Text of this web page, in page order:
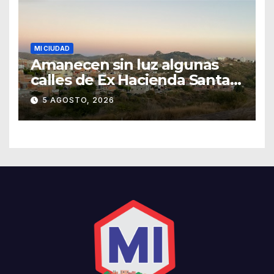
MI CIUDAD
Amanecen sin luz algunas
calles de Ex Hacienda Santa
Teresa
5 AGOSTO, 2026